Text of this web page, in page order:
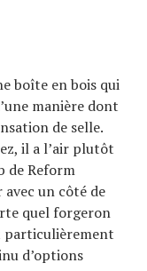
boîte en bois qui
manière dont
de selle.
il a l’air plutôt
de Reform
un côté de
quel forgeron
particulièrement
d’options